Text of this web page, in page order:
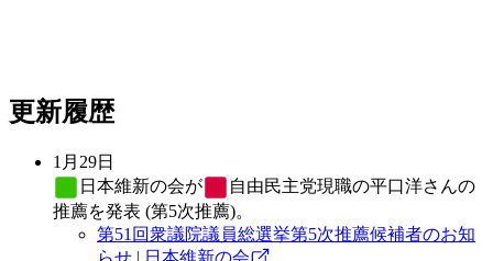
更新履歴
1月29日
日本維新の会が 自由民主党現職の平口洋さんの
推薦を発表 (第5次推薦)。
第51回衆議院議員総選挙第5次推薦候補者のお知